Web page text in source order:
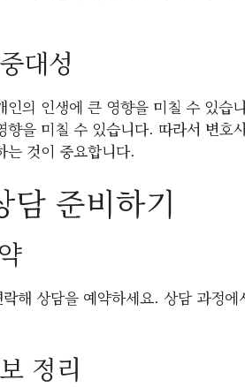
대성
인의 인생에 큰 영향을 미칠 수 있습
향을 미칠 수 있습니다. 따라서 변호
는 것이 중요합니다.
담 준비하기
해 상담을 예약하세요. 상담 과정
정리